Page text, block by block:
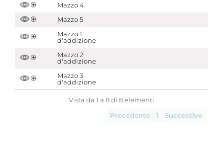
Mazzo 4
Mazzo 5
Mazzo 1
d'addizione
Mazzo 2
d'addizione
Mazzo 3
d'addizione
Vista da 1 a 8 di 8 elementi
Precedente 1 Successivo